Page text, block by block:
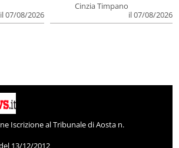
il 07/08/2026
Cinzia Timpano
il 07/08/2026
Iscrizione al Tribunale di Aosta n.
13/12/2012